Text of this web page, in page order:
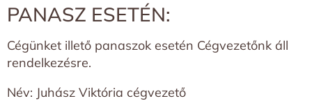
PANASZ ESETÉN:
Cégünket illető panaszok esetén Cégvezetőnk áll
rendelkezésre.
Név: Juhász Viktória cégvezető